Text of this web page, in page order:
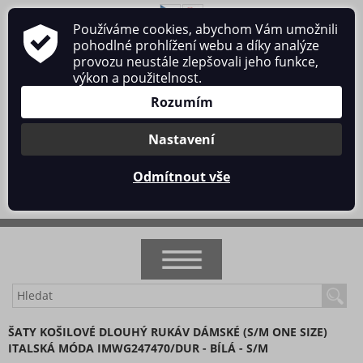
O nás Obchodní podmínky
Ochrana osobních údajů
Kontakt
Přihlásit se/Registrace
NOVINKY
AKCE
ŠATY KOŠILOVÉ DLOUHÝ RUKÁV DÁMSKÉ (S/M ONE SIZE)
ITALSKÁ MÓDA IMWG247470/DUR - BÍLÁ - S/M
Používáme cookies, abychom Vám umožnili
pohodlné prohlížení webu a díky analýze
provozu neustále zlepšovali jeho funkce,
výkon a použitelnost.
Rozumím
Nastavení
Odmítnout vše